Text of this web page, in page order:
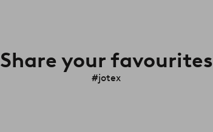
Share your favourites
#jotex